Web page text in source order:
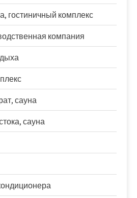
гостиничный комплекс
компания
сауна
сауна